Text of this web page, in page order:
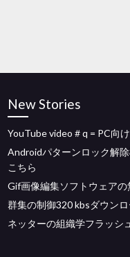
New Stories
YouTube video＃q = PC向
Androidパターンロック解
こちら
Gif画像編集ソフトウェアの
群集の制御320 kbsダウンロ
ネッターの組織学フラッシ